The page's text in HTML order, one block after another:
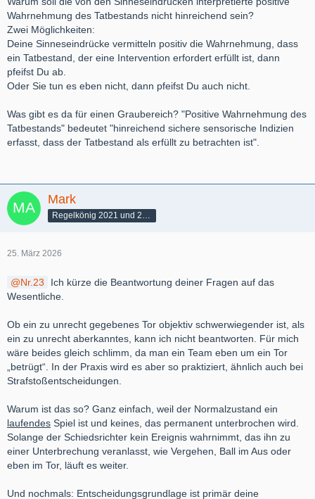
Wahrnehmung des Tatbestands nicht hinreichend sein?
Zwei Möglichkeiten:
Deine Sinneseindrücke vermitteln positiv die Wahrnehmung, dass
ein Tatbestand, der eine Intervention erfordert erfüllt ist, dann
pfeifst Du ab.
Oder Sie tun es eben nicht, dann pfeifst Du auch nicht.
Was gibt es da für einen Graubereich? "Positive Wahrnehmung des
Tatbestands" bedeutet "hinreichend sichere sensorische Indizien
erfasst, dass der Tatbestand als erfüllt zu betrachten ist".
Mark
25. März 2026
Nr.23
Ich kürze die Beantwortung deiner Fragen auf das
Wesentliche.
Ob ein zu unrecht gegebenes Tor objektiv schwerwiegender ist, als
ein zu unrecht aberkanntes, kann ich nicht beantworten. Für mich
wäre beides gleich schlimm, da man ein Team eben um ein Tor
„betrügt“. In der Praxis wird es aber so praktiziert, ähnlich auch bei
Strafstoßentscheidungen.
Warum ist das so? Ganz einfach, weil der Normalzustand ein
laufendes Spiel ist und keines, das permanent unterbrochen wird.
Solange der Schiedsrichter kein Ereignis wahrnimmt, das ihn zu
einer Unterbrechung veranlasst, wie Vergehen, Ball im Aus oder
eben im Tor, läuft es weiter.
Und nochmals: Entscheidungsgrundlage ist primär deine